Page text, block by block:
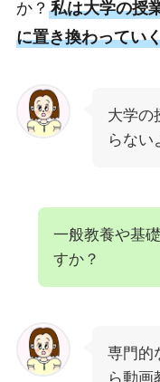
か？ 私は大学の授
に置き換わってい
大学の
らない
一般教養や基
すか？
専門的
ら動画